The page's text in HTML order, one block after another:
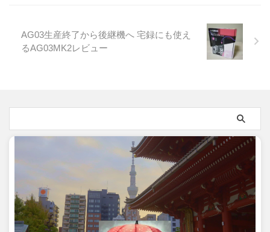
AG03生産終了から後継機へ 宅録にも使え
るAG03MK2レビュー